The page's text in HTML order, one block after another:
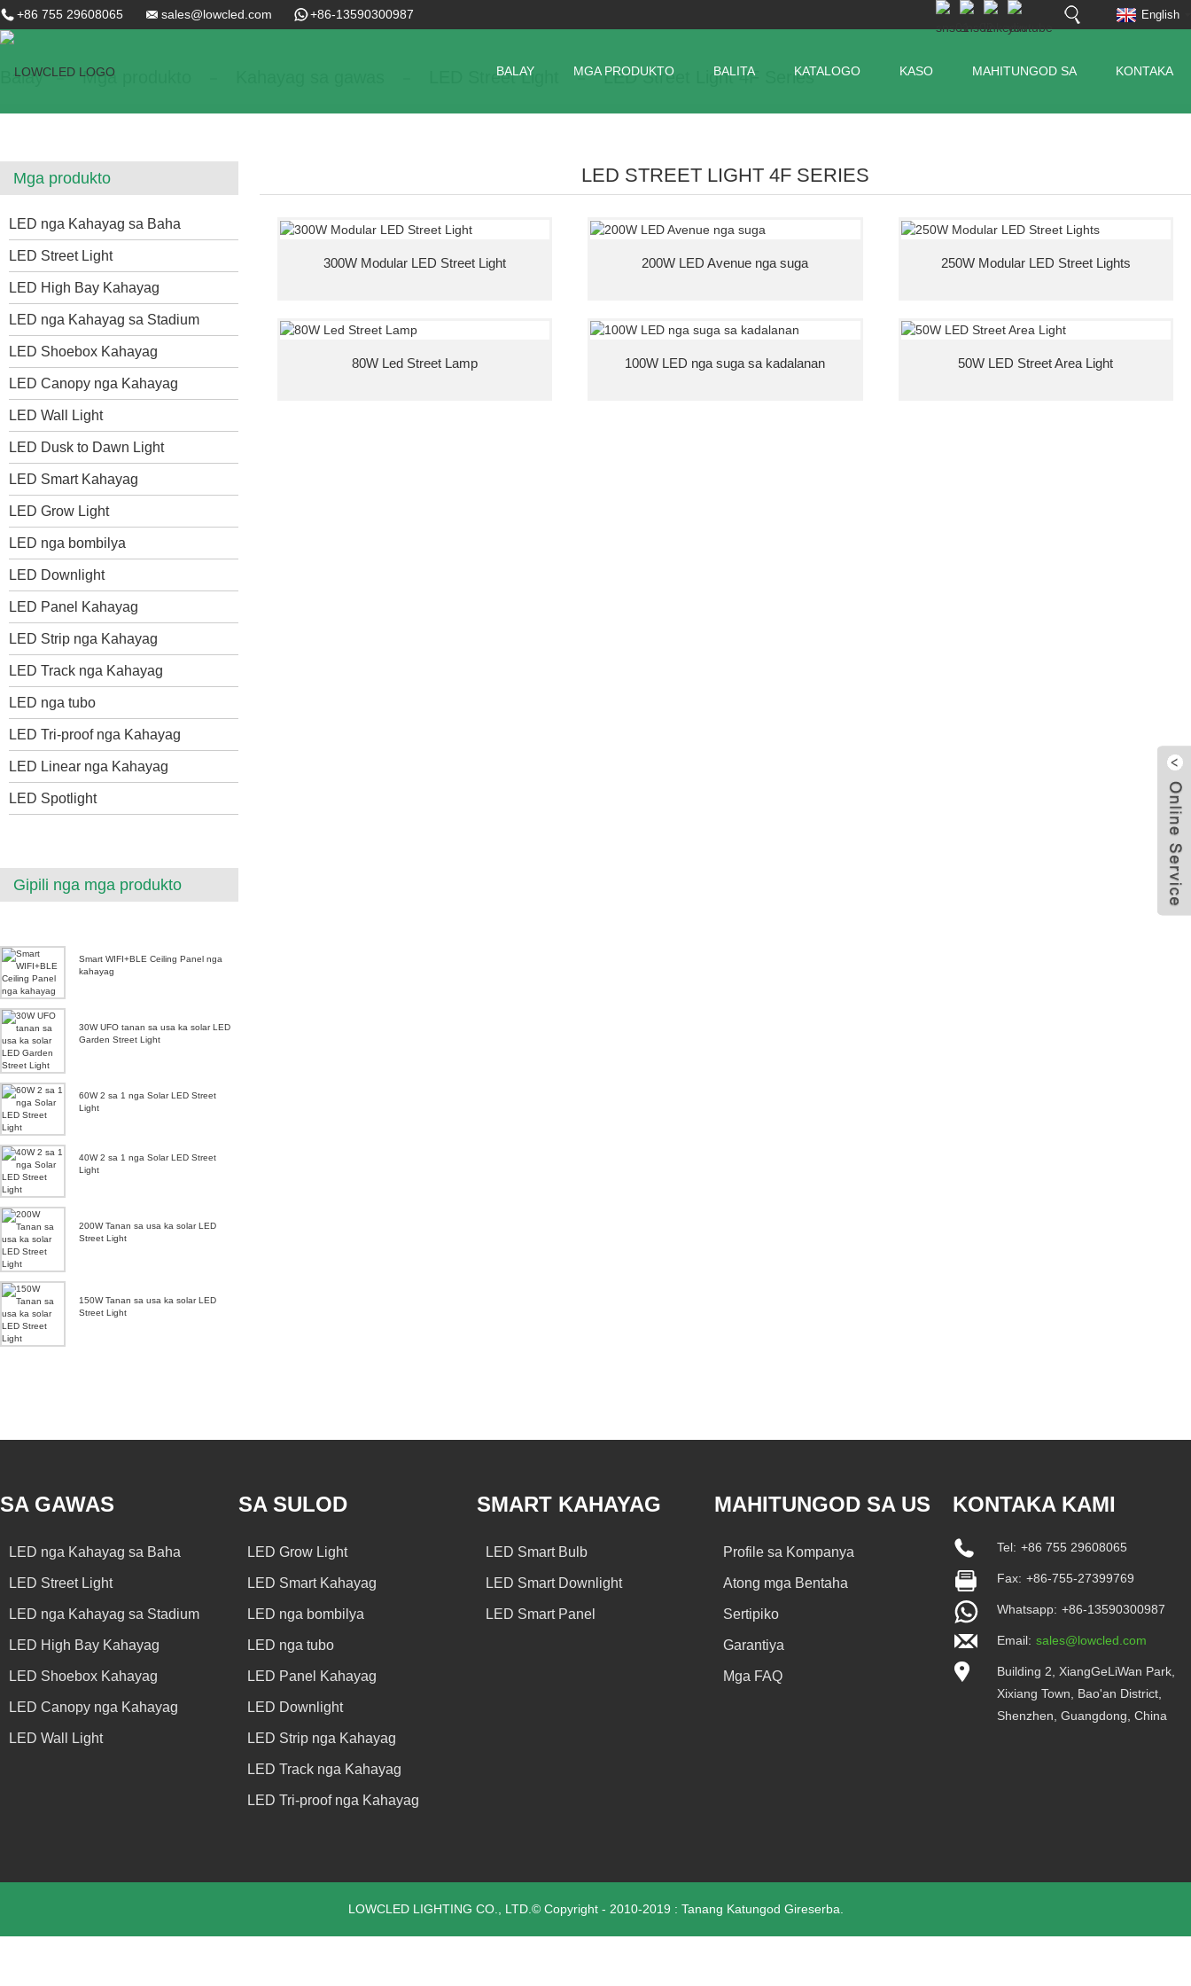
+86 755 29608065 sales@lowcled.com +86-13590300987 English
BALAY MGA PRODUKTO BALITA KATALOGO KASO MAHITUNGOD SA KONTAKA
Balay Mga produkto LED Street Light LED Street Light 4F Series
Mga produkto
LED nga Kahayag sa Baha
LED Street Light
LED High Bay Kahayag
LED nga Kahayag sa Stadium
LED Shoebox Kahayag
LED Canopy nga Kahayag
LED Wall Light
LED Dusk to Dawn Light
LED Smart Kahayag
LED Grow Light
LED nga bombilya
LED Downlight
LED Panel Kahayag
LED Strip nga Kahayag
LED Track nga Kahayag
LED nga tubo
LED Tri-proof nga Kahayag
LED Linear nga Kahayag
LED Spotlight
Gipili nga mga produkto
Smart WIFI+BLE Ceiling Panel nga
kahayag
30W UFO tanan sa usa ka solar LED
Garden Street Light
60W 2 sa 1 nga Solar LED Street
Light
40W 2 sa 1 nga Solar LED Street
Light
200W Tanan sa usa ka solar LED
Street Light
150W Tanan sa usa ka solar LED
Street Light
LED STREET LIGHT 4F SERIES
300W Modular LED Street Light 200W LED Avenue nga suga 250W Modular LED Street Lights
80W Led Street Lamp 100W LED nga suga sa kadalanan 50W LED Street Area Light
SA GAWAS
LED nga Kahayag sa Baha
LED Street Light
LED nga Kahayag sa Stadium
LED High Bay Kahayag
LED Shoebox Kahayag
LED Canopy nga Kahayag
LED Wall Light
SA SULOD
LED Grow Light
LED Smart Kahayag
LED nga bombilya
LED nga tubo
LED Panel Kahayag
LED Downlight
LED Strip nga Kahayag
LED Track nga Kahayag
LED Tri-proof nga Kahayag
SMART KAHAYAG
LED Smart Bulb
LED Smart Downlight
LED Smart Panel
MAHITUNGOD SA US
Profile sa Kompanya
Atong mga Bentaha
Sertipiko
Garantiya
Mga FAQ
KONTAKA KAMI
Tel: +86 755 29608065
Fax: +86-755-27399769
Whatsapp: +86-13590300987
Email: sales@lowcled.com
Building 2, XiangGeLiWan Park,
Xixiang Town, Bao'an District,
Shenzhen, Guangdong, China
LOWCLED LIGHTING CO., LTD.© Copyright - 2010-2019 : Tanang Katungod Gireserba.